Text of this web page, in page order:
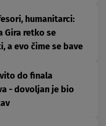
humanitarci:
Gira retko se
a evo čime se bave
do finala
- dovoljan je bio